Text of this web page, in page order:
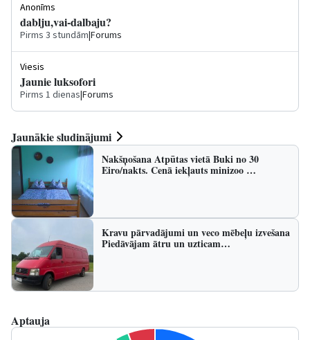
Anonīms
dablju,vai-dalbaju?
Pirms 3 stundām|Forums
Viesis
Jaunie luksofori
Pirms 1 dienas|Forums
Jaunākie sludinājumi
Nakšņošana Atpūtas vietā Buki no 30
Eiro/nakts. Cenā iekļauts minizoo …
Kravu pārvadājumi un veco mēbeļu izvešana
Piedāvājam ātru un uzticam…
Aptauja